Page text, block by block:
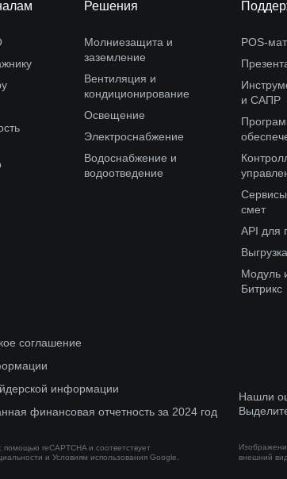
Решения
Молниезащита и
заземление
Вентиляция и
кондиционирование
Освещение
Электроснабжение
Водоснабжение и
водоотведение
POS-
и САПР
смет
API для
Модуль
Битрикс
соглашение
информации
финансовая отчетность за 2024 год
reCAPTCHA и соответствует
и Условиям использования Google.
Нашли
внешний